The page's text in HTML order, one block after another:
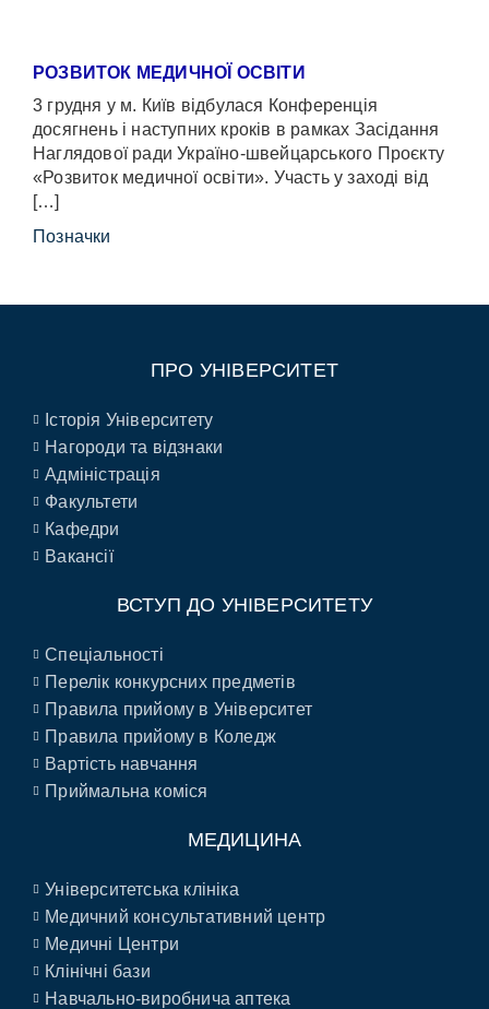
РОЗВИТОК МЕДИЧНОЇ ОСВІТИ
3 грудня у м. Київ відбулася Конференція
досягнень і наступних кроків в рамках Засідання
Наглядової ради Україно-швейцарського Проєкту
«Розвиток медичної освіти». Участь у заході від
[…]
Позначки
ПРО УНІВЕРСИТЕТ
Історія Університету
Нагороди та відзнаки
Адміністрація
Факультети
Кафедри
Вакансії
ВСТУП ДО УНІВЕРСИТЕТУ
Спеціальності
Перелік конкурсних предметів
Правила прийому в Університет
Правила прийому в Коледж
Вартість навчання
Приймальна коміся
МЕДИЦИНА
Університетська клініка
Медичний консультативний центр
Медичні Центри
Клінічні бази
Навчально-виробнича аптека